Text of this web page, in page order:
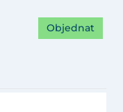
Objednat